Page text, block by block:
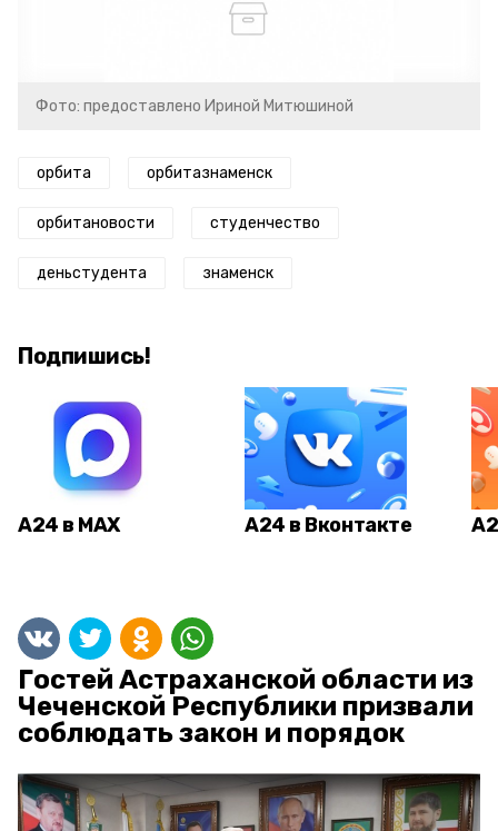
Фото: предоставлено Ириной Митюшиной
орбита орбитазнаменск
орбитановости студенчество
деньстудента знаменск
Подпишись!
А24 в MAX А24 в Вконтакте
Гостей Астраханской области из
Чеченской Республики призвали
соблюдать закон и порядок